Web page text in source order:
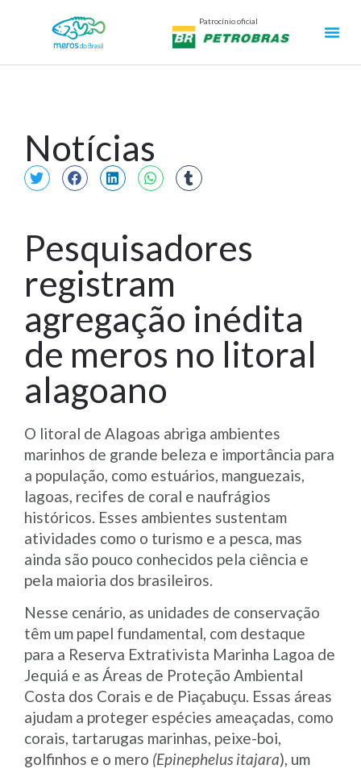
Patrocínio oficial
Notícias
Pesquisadores
registram
agregação inédita
de meros no litoral
alagoano
O litoral de Alagoas abriga ambientes
marinhos de grande beleza e importância para
a população, como estuários, manguezais,
lagoas, recifes de coral e naufrágios
históricos. Esses ambientes sustentam
atividades como o turismo e a pesca, mas
ainda são pouco conhecidos pela ciência e
pela maioria dos brasileiros.
Nesse cenário, as unidades de conservação
têm um papel fundamental, com destaque
para a Reserva Extrativista Marinha Lagoa de
Jequiá e as Áreas de Proteção Ambiental
Costa dos Corais e de Piaçabuçu. Essas áreas
ajudam a proteger espécies ameaçadas, como
corais, tartarugas marinhas, peixe-boi,
golfinhos e o mero (Epinephelus itajara), um